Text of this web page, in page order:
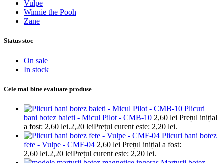
Vulpe
Winnie the Pooh
Zane
Status stoc
On sale
In stock
Cele mai bine evaluate produse
Plicuri
bani botez baieti - Micul Pilot - CMB-10 2,60lei Prețul inițial
a fost: 2,60 lei.2,20 leiPrețul curent este: 2,20 lei.
Plicuri bani botez
fete - Vulpe - CMF-04 2,60lei Prețul inițial a fost:
2,60 lei.2,20 leiPrețul curent este: 2,20 lei.